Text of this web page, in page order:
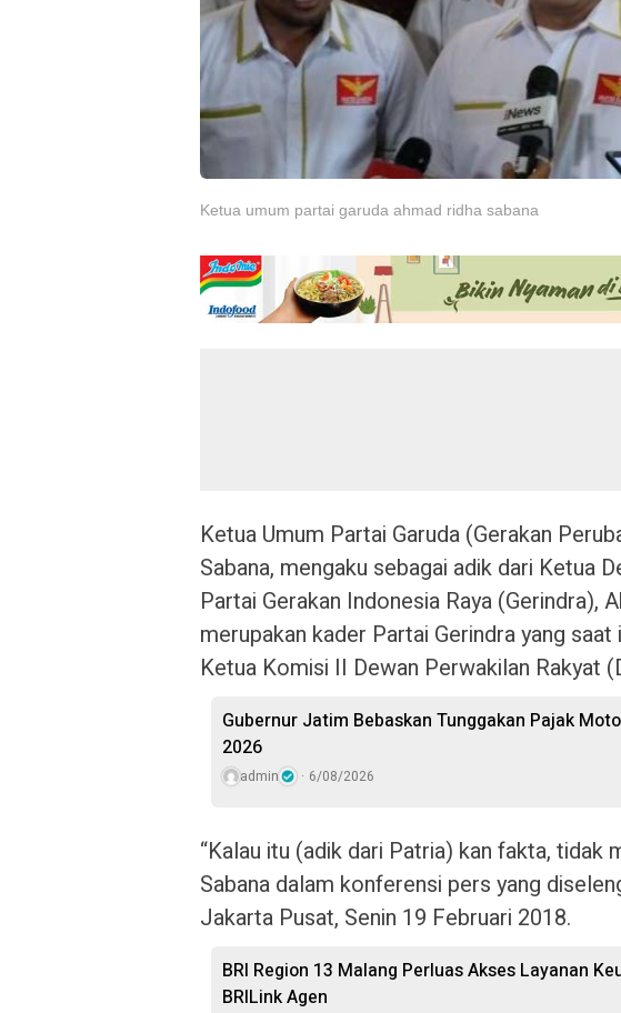
Ketua umum partai garuda ahmad ridha sabana
Ketua Umum Partai Garuda (Gerakan
Sabana, mengaku sebagai adik dari Ketua
Partai Gerakan Indonesia Raya (Gerindra),
merupakan kader Partai Gerindra yang
Ketua Komisi II Dewan Perwakilan Rakyat
Gubernur Jatim Bebaskan Tunggakan Pajak
2026
admin 6/08/2026
“Kalau itu (adik dari Patria) kan fakta, tidak
Sabana dalam konferensi pers yang
Jakarta Pusat, Senin 19 Februari 2018.
BRI Region 13 Malang Perluas Akses Layanan
BRILink Agen